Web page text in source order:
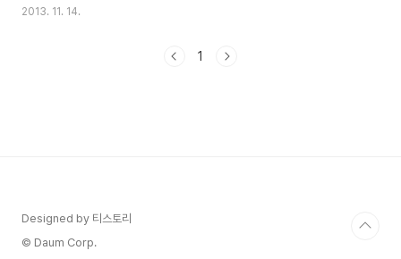
입니다. 웹툰이 원작이고 드라마로도 제작된 적이 있는 작품인데요.웹툰을 아
이번 초대권을 받을 수 있을지...!! 연극에 대한 소개는 위의 홍보이미지를 참조
2013. 11. 14.
1
Designed by 티스토리
© Daum Corp.